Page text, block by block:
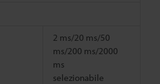
2 ms/20 ms/50
ms/200 ms/2000
ms
selezionabile